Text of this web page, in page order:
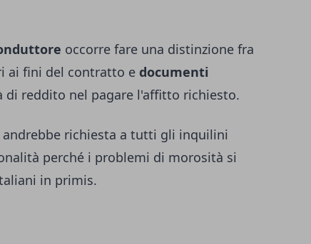
occorre fare una distinzione fra
ai fini del contratto e documenti
di reddito nel pagare l'affitto richiesto.
richiesta a tutti gli inquilini
perché i problemi di morosità si
in primis.